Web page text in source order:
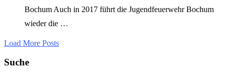
Bochum Auch in 2017 führt die Jugendfeuerwehr Bochum
wieder die …
Load More Posts
Suche